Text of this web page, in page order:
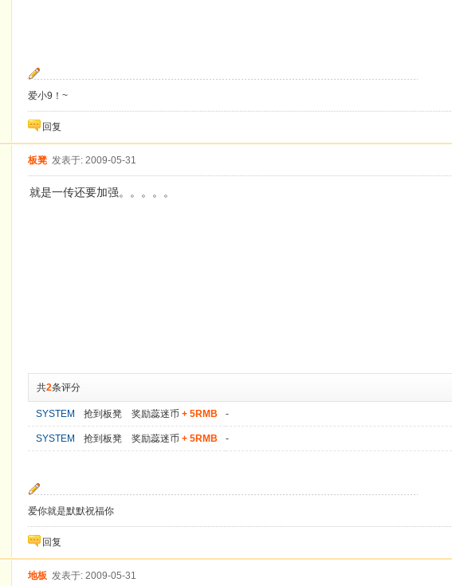
爱小9！~
回复
板凳 发表于: 2009-05-31
就是一传还要加强。。。。。
共2条评分
SYSTEM 抢到板凳 奖励蕊迷币 + 5RMB -
SYSTEM 抢到板凳 奖励蕊迷币 + 5RMB -
爱你就是默默祝福你
回复
地板 发表于: 2009-05-31